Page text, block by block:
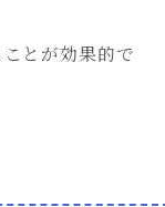
とが効果的で